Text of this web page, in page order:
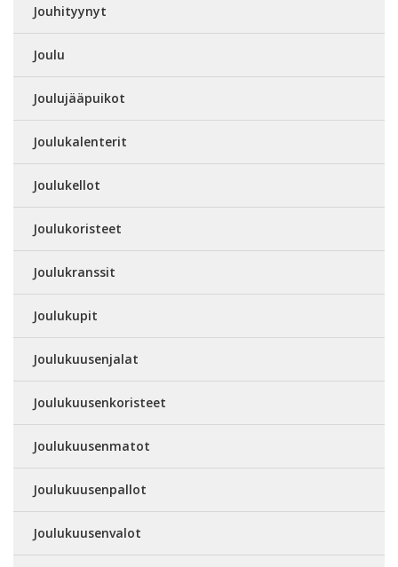
Jouhityynyt
Joulu
Joulujääpuikot
Joulukalenterit
Joulukellot
Joulukoristeet
Joulukranssit
Joulukupit
Joulukuusenjalat
Joulukuusenkoristeet
Joulukuusenmatot
Joulukuusenpallot
Joulukuusenvalot